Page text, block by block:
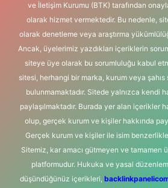
ve İletişim Kurumu (BTK) tarafından
olarak hizmet vermektedir. Bu nedenle,
olarak denetleme veya araştırma
Ancak, üyelerimiz yazdıkları içeriklerin
siteye üye olarak bu sorumluluğu kabul
sitesi, herhangi bir marka, kurum veya şahıs
bulunmamaktadır. Sitede yalnızca kendi
paylaşılmaktadır. Burada yer alan içerikler
olup, gerçek kurum ve kişiler hakkında
Gerçek kurum ve kişiler ile isim
Sitemiz, kar amacı gütmeyen ve tamamen
platformudur. Hukuka ve yasal
düşündüğünüz içerikleri,